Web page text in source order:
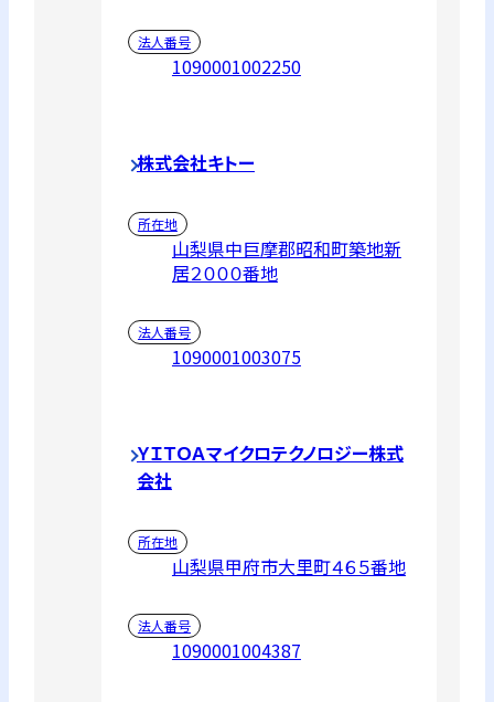
法人番号
1090001002250
株式会社キトー
所在地
山梨県中巨摩郡昭和町築地新
居２０００番地
法人番号
1090001003075
ＹＩＴＯＡマイクロテクノロジー株式
会社
所在地
山梨県甲府市大里町４６５番地
法人番号
1090001004387